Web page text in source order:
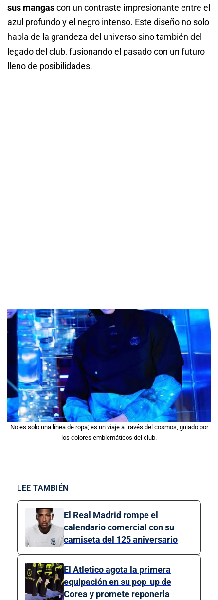
sus mangascon un contraste impresionante entre el
azul profundo y el negro intenso. Este diseño no solo
habla de la grandeza del universo sino también del
legado del club, fusionando el pasado con un futuro
lleno de posibilidades.
No es solo una línea de ropa; es un viaje a través del cosmos, guiado por
los colores emblemáticos del club.
LEE TAMBIÉN
El Real Madrid rompe el
calendario comercial con su
camiseta del 125 aniversario
El Atletico agota la primera
equipación en su pop-up de
Corea y promete reponerla